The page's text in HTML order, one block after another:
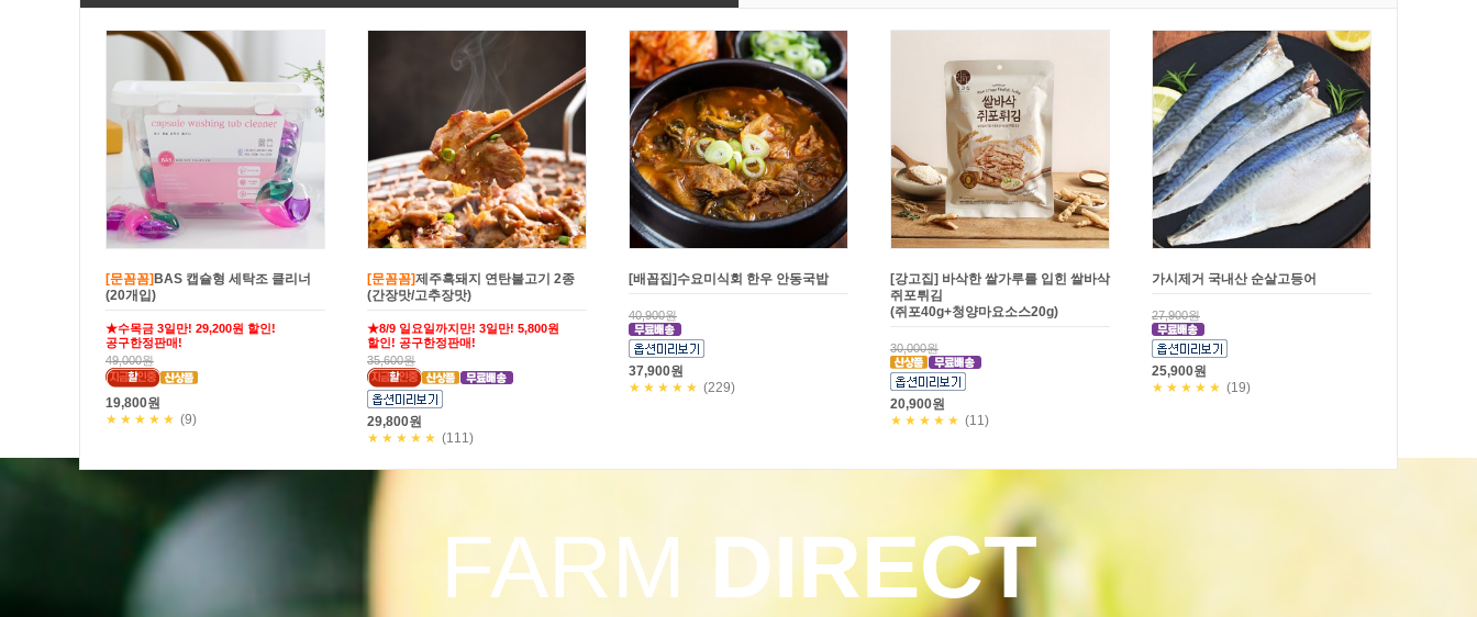
[문꼼꼼] BAS 캡슐형 세탁조 클리너
(20개입)
★수목금 3일만! 29,200원 할인!
공구한정판매!
49,000원
19,800원
★★★★★ (9)
[문꼼꼼]제주흑돼지 연탄불고기 2종
(간장맛/고추장맛)
★8/9 일요일까지만! 3일만! 5,800원
할인! 공구한정판매!
35,600원
29,800원
★★★★★ (111)
[배꼽집]수요미식회 한우 안동국밥
40,900원
37,900원
★★★★★ (229)
[강고집] 바삭한 쌀가루를 입힌 쌀바삭
쥐포튀김
(쥐포40g+청양마요소스20g)
30,000원
20,900원
★★★★★ (11)
가시제거 국내산 순살고등어
27,900원
25,900원
★★★★★ (19)
FARM DIRECT